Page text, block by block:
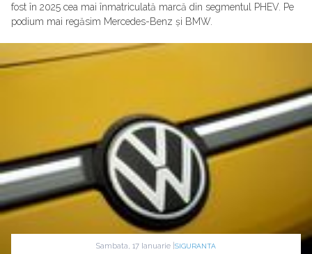
fost în 2025 cea mai înmatriculată marcă din segmentul PHEV. Pe
podium mai regăsim Mercedes-Benz și BMW.
Sambata, 17 Ianuarie | SIGURANTA